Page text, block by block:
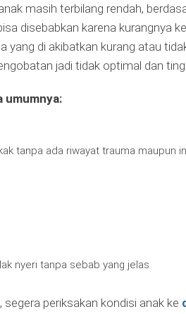
masih terbilang rendah,
disebabkan karena
di akibatkan kurang atau
jadi tidak optimal dan
umumnya:
tanpa ada riwayat trauma maupun
nyeri tanpa sebab yang jelas
periksakan kondisi anak ke